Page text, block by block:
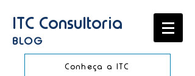
ITC Consultoria
BLOG
Conheça a ITC